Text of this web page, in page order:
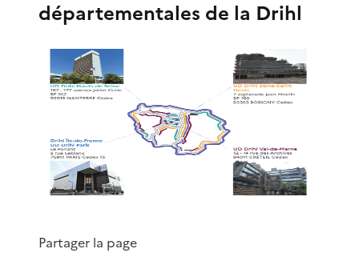
départementales de la Drihl
Partager la page